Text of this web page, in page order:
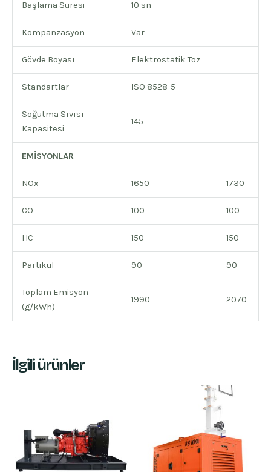
Başlama Süresi 10 sn
Kompanzasyon Var
Gövde Boyası Elektrostatik Toz
Standartlar ISO 8528-5
Soğutma Sıvısı
Kapasitesi
145
EMİSYONLAR
NOx 1650 1730
CO 100 100
HC 150 150
Partikül 90 90
Toplam Emisyon
(g/kWh)
1990 2070
İlgili ürünler